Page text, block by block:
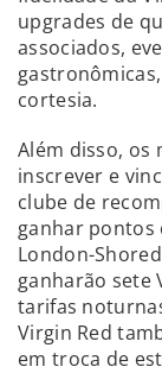
upgrades de
associados,
cortesia.
Além disso, os
inscrever e
clube de
ganhar pontos
London-
ganharão sete
tarifas
Virgin Red
em troca de